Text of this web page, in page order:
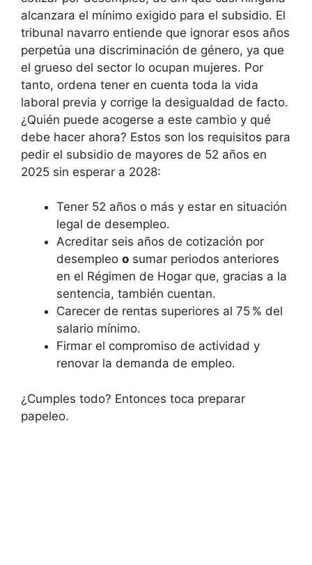
alcanzara el mínimo exigido para el subsidio. El
tribunal navarro entiende que ignorar esos años
perpetúa una discriminación de género, ya que
el grueso del sector lo ocupan mujeres. Por
tanto, ordena tener en cuenta toda la vida
laboral previa y corrige la desigualdad de facto.
¿Quién puede acogerse a este cambio y qué
debe hacer ahora? Estos son los requisitos para
pedir el subsidio de mayores de 52 años en
2025 sin esperar a 2028:
Tener 52 años o más y estar en situación
legal de desempleo.
Acreditar seis años de cotización por
desempleo o sumar periodos anteriores
en el Régimen de Hogar que, gracias a la
sentencia, también cuentan.
Carecer de rentas superiores al 75 % del
salario mínimo.
Firmar el compromiso de actividad y
renovar la demanda de empleo.
¿Cumples todo? Entonces toca preparar
papeleo.